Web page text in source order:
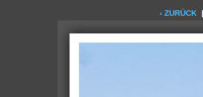
‹ ZURÜCK